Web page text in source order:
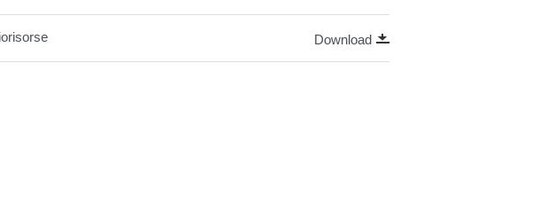
Download